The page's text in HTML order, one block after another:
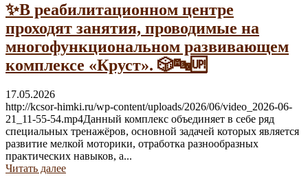
✨В реабилитационном центре
проходят занятия, проводимые на
многофункциональном развивающем
комплексе «Круст». 🎲🔤🆙
17.05.2026
http://kcsor-himki.ru/wp-content/uploads/2026/06/video_2026-06-
21_11-55-54.mp4Данный комплекс объединяет в себе ряд
специальных тренажёров, основной задачей которых является
развитие мелкой моторики, отработка разнообразных
практических навыков, а...
Читать далее